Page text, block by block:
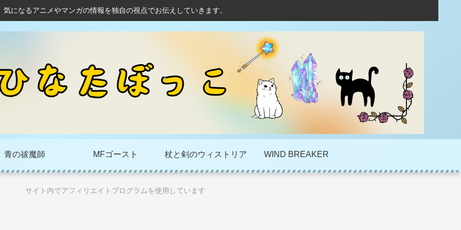
気になるアニメやマンガの情報を独自の視点でお伝えしていきます。
青の祓魔師 MFゴースト 杖と剣のウィストリア WIND BREAKER
サイト内でアフィリエイトプログラムを使用しています